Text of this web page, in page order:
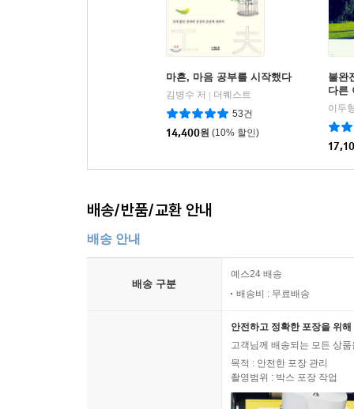
수 클리볼드는 사건 이후 계속해서 리틀턴에서
포함한 다양한 협박을 받았지만 그래도 이 지
언론이나 법률, 경찰이 이런 이례적인 사건들을
참사 이후에 리틀턴에서 어떤 일이 있었는지에
학살 당일 밤에 클린턴 대통령이 “리틀턴 같은
살며 아이들은 건강하고 행복하고 돌봄을 잘 받는
콜럼바인 이후 몇 달 동안 리틀턴 사람들은 모두
있고 중요한 인물이 되어 목소리를 높였다. 어
믿었다. (392)
집에 돌아온 뒤 첫 번째 주말 무렵, 우리는 리틀
빠지게 웃어본 사람들. 그 사람들이 모두 여기
우리가 정말 달아날 수 있을까. 딜런의 손이 만들
마흔, 마음 공부를 시작했다
김병수 저
더퀘스트
53건
14,400원 (10% 할인)
불완
다른
이두
배송/반품/교환 안내
배송 안내
배송 구분
예스24 배송
배송비 : 무료배송
안전하고 정확한 포장을 위
고객님께 배송되는 모든 상
목적 : 안전한 포장 관리
촬영범위 : 박스 포장 작업